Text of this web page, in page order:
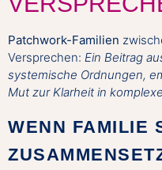
Patchwork-Familien
Versprechen: Ein Beitrag
systemische Ordnungen,
Mut zur Klarheit in
WENN FAMILIE